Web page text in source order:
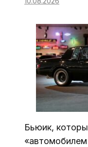
Бьюик,